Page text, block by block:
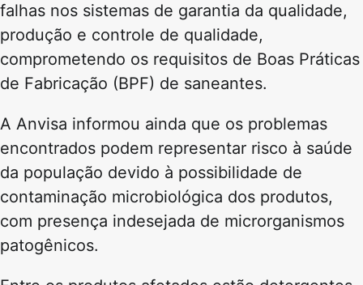
falhas nos sistemas de garantia da qualidade,
produção e controle de qualidade,
comprometendo os requisitos de Boas Práticas
de Fabricação (BPF) de saneantes.
A Anvisa informou ainda que os problemas
encontrados podem representar risco à saúde
da população devido à possibilidade de
contaminação microbiológica dos produtos,
com presença indesejada de microrganismos
patogênicos.